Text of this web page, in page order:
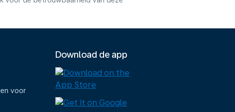
voor
Download de app